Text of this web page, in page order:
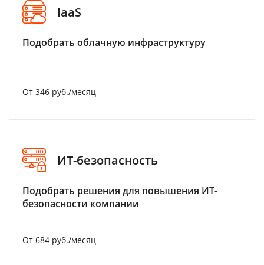
IaaS
Подобрать облачную инфраструктуру
От 346 руб./месяц
ИТ-безопасность
Подобрать решения для повышения ИТ-
безопасности компании
От 684 руб./месяц